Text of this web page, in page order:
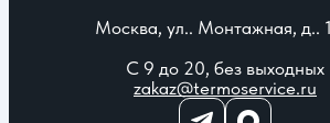
Москва, ул.. Монтажная, д..
С 9 до 20, без выходных
zakaz@termoservice.ru